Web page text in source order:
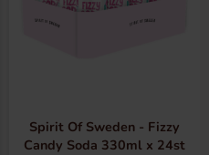
Spirit Of Sweden - Fizzy
Candy Soda 330ml x 24st